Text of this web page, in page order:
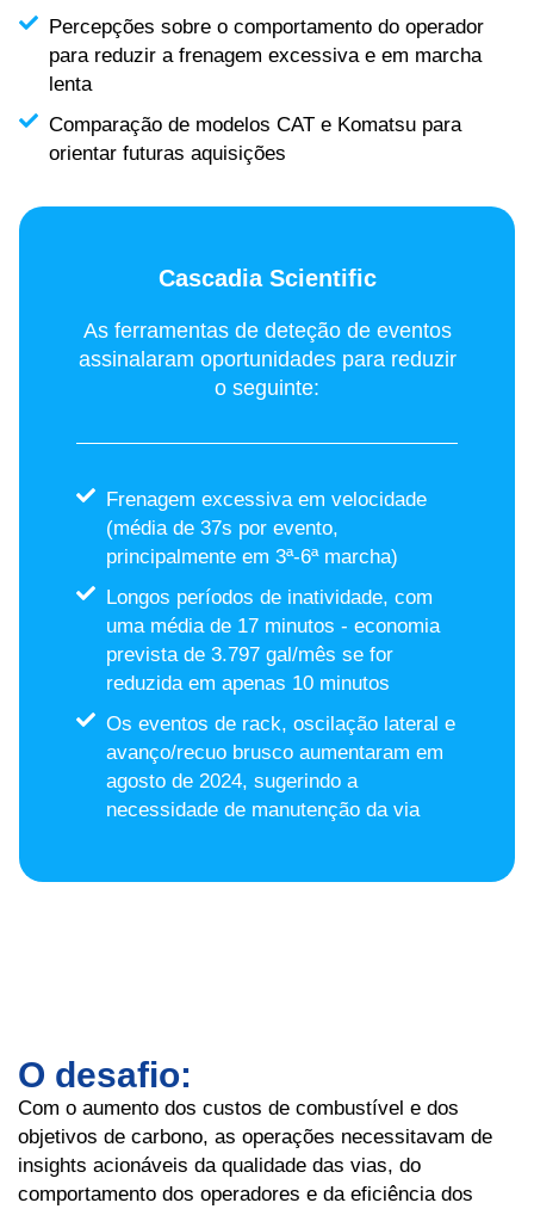
Cascadia Scientific
As ferramentas de deteção de eventos
assinalaram oportunidades para reduzir
o seguinte:
Frenagem excessiva em velocidade
(média de 37s por evento,
principalmente em 3ª-6ª marcha)
Longos períodos de inatividade, com
uma média de 17 minutos - economia
prevista de 3.797 gal/mês se for
reduzida em apenas 10 minutos
Os eventos de rack, oscilação lateral e
avanço/recuo brusco aumentaram em
agosto de 2024, sugerindo a
necessidade de manutenção da via
Percepções sobre o comportamento do operador
para reduzir a frenagem excessiva e em marcha
lenta
Comparação de modelos CAT e Komatsu para
orientar futuras aquisições
O desafio:
Com o aumento dos custos de combustível e dos
objetivos de carbono, as operações necessitavam de
insights acionáveis da qualidade das vias, do
comportamento dos operadores e da eficiência dos